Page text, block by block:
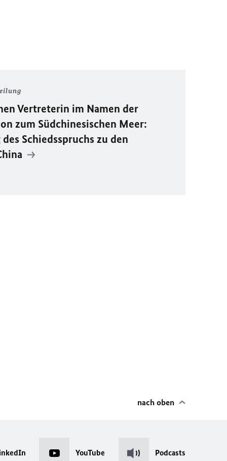
Vertreterin im Namen der
zum Südchinesischen Meer:
Schiedsspruchs zu den
nach oben
YouTube Podcasts